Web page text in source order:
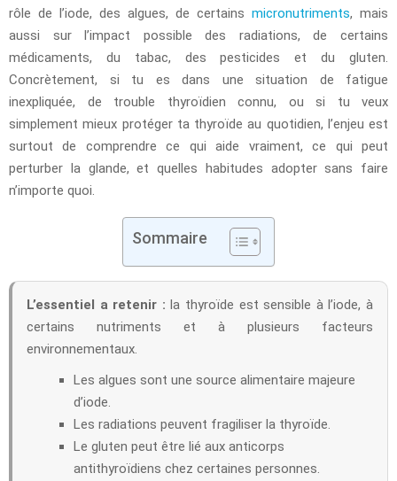
rôle de l’iode, des algues, de certains micronutriments, mais
aussi sur l’impact possible des radiations, de certains
médicaments, du tabac, des pesticides et du gluten.
Concrètement, si tu es dans une situation de fatigue
inexpliquée, de trouble thyroïdien connu, ou si tu veux
simplement mieux protéger ta thyroïde au quotidien, l’enjeu est
surtout de comprendre ce qui aide vraiment, ce qui peut
perturber la glande, et quelles habitudes adopter sans faire
n’importe quoi.
Sommaire
L’essentiel a retenir : la thyroïde est sensible à l’iode, à
certains nutriments et à plusieurs facteurs
environnementaux.
Les algues sont une source alimentaire majeure
d’iode.
Les radiations peuvent fragiliser la thyroïde.
Le gluten peut être lié aux anticorps
antithyroïdiens chez certaines personnes.